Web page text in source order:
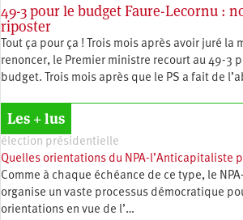
49-3 pour le budget Faure-Lecornu :
riposter
Tout ça pour ça ! Trois mois après avoir juré la
renoncer, le Premier ministre recourt au 49-3
budget. Trois mois après que le PS a fait de
Les + lus
élection présidentielle
Quelles orientations du NPA-l’Anticapitaliste
Comme à chaque échéance de ce type, le
organise un vaste processus démocratique
orientations en vue de l’…